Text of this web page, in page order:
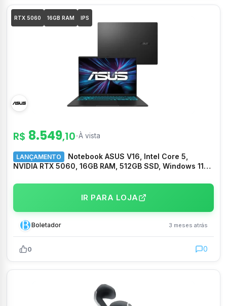
RTX 5060 16GB RAM IPS
R$ 8.549,10-À vista
LANÇAMENTO
Notebook ASUS V16, Intel Core 5,
NVIDIA RTX 5060, 16GB RAM, 512GB SSD, Windows 11
V3607VM-RP138W
IR PARA LOJA
Boletador 3 meses atrás
0 0